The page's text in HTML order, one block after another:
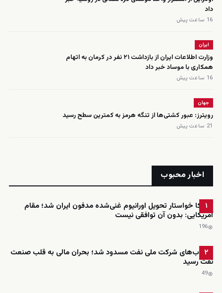
داد
16 ساعت پیش
ایران
وزارت اطلاعات ایران از بازداشت ۲۱ نفر در کرمان به اتهام
همکاری با موساد خبر داد
16 ساعت پیش
جهان
رویترز: عبور کشتی‌ها از تنگه هرمز به کمترین سطح رسید
21 ساعت پیش
اخبار محبوب
۱
آمریکا خواستار تحویل اورانیوم غنی‌شده مدفون ایران شد؛ مقام
آمریکایی: بدون آن توافقی نیست
196
۲
حساب‌های شرکت ملی نفت مسدود شد؛ بحران مالی به قلب صنعت
نفت رسید
49